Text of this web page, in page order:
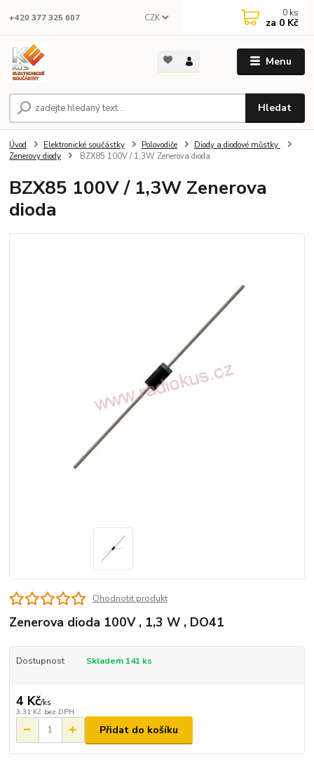
Menu
CZK
Hledat
+420 377 325 607 0 ks
za 0 Kč
Úvod Elektronické součástky Polovodiče
Diody a diodové můstky
Zenerovy diody
BZX85 100V / 1,3W Zenerova dioda
BZX85 100V / 1,3W Zenerova
dioda
Ohodnotit produkt
Zenerova dioda 100V , 1,3 W , DO41
Dostupnost Skladem 141 ks
4 Kč/ks
3,31 Kč bez DPH
Přidat do košíku